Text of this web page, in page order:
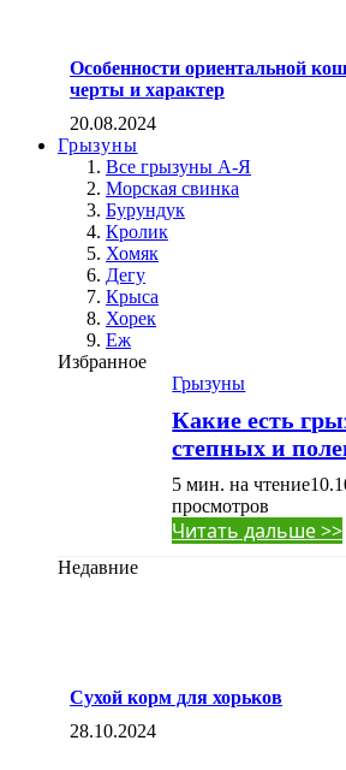
Особенности ориентальной
черты и характер
20.08.2024
Грызуны
Все грызуны А-Я
Морская свинка
Бурундук
Кролик
Хомяк
Дегу
Крыса
Хорек
Еж
Избранное
Грызуны
Какие есть
степных и
5 мин. на чтение
просмотров
Читать дальше >>
Недавние
Сухой корм для хорьков
28.10.2024